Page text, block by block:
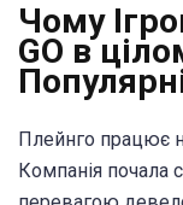
Чому
GO в
Плейнго працює
Компанія почала